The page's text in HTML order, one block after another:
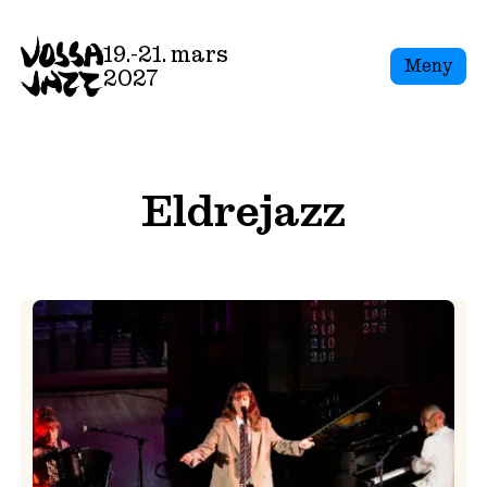
to
content
19.-21. mars
2027
Meny
Eldrejazz